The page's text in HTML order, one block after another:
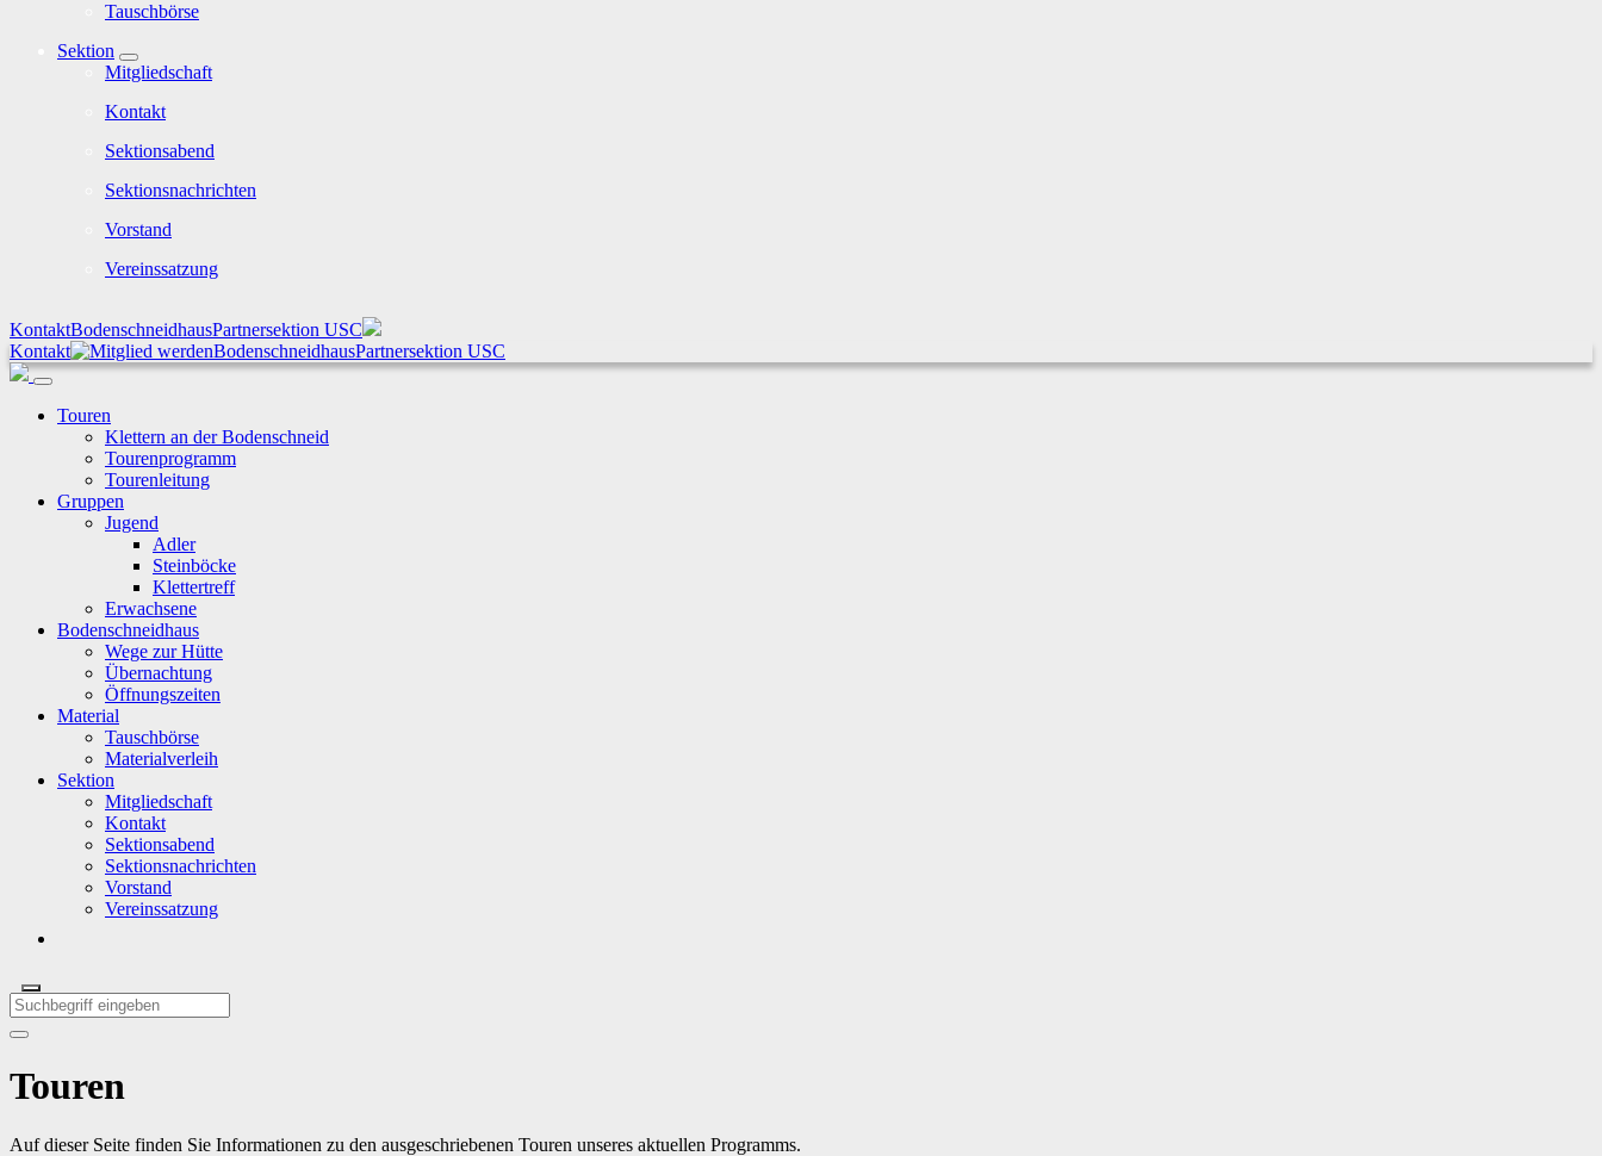
Tauschbörse
Sektion
Mitgliedschaft
Kontakt
Sektionsabend
Sektionsnachrichten
Vorstand
Vereinssatzung
KontaktBodenschneidhausPartnersektion USC
Kontakt
BodenschneidhausPartnersektion USC
Touren
Klettern an der Bodenschneid
Tourenprogramm
Tourenleitung
Gruppen
Jugend
Adler
Steinböcke
Klettertreff
Erwachsene
Bodenschneidhaus
Wege zur Hütte
Übernachtung
Öffnungszeiten
Material
Tauschbörse
Materialverleih
Sektion
Mitgliedschaft
Kontakt
Sektionsabend
Sektionsnachrichten
Vorstand
Vereinssatzung
Touren
Auf dieser Seite finden Sie Informationen zu den ausgeschriebenen Touren unseres aktuellen Programms.